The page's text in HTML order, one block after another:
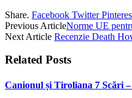
Share. Facebook Twitter
Previous ArticleNorme UE
Next Article Recenzie Death
Related Posts
Canionul și Tiroliana 7 Scări